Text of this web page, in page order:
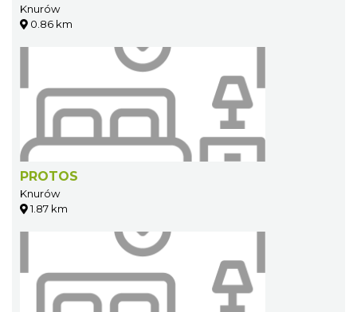
Knurów
0.86 km
PROTOS
Knurów
1.87 km